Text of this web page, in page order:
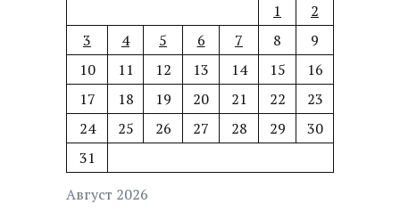
Август 2026
1
2
3
4 5 6 7 8
9
10
11 12 13 14 15
16
17
18 19 20 21 22
23
24
25 26 27 28 29
30
31